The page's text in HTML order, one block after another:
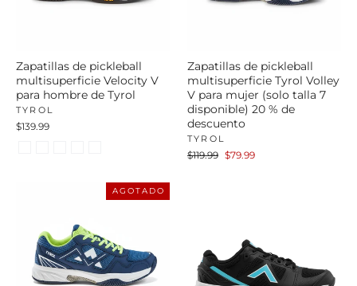
Zapatillas de pickleball
multisuperficie Velocity V
para hombre de Tyrol
TYROL
$139.99
Zapatillas de pickleball
multisuperficie Tyrol Volley
V para mujer (solo talla 7
disponible) 20 % de
descuento
TYROL
Precio
$119.99 Precio
$79.99
AGOTADO